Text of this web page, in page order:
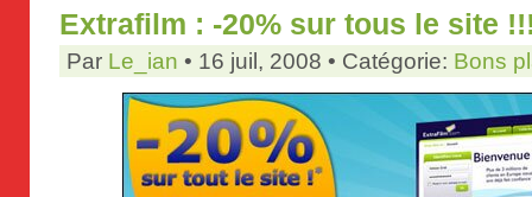
Extrafilm : -20% sur tous le site
Par Le_ian • 16 juil, 2008 • Catégorie: Bons